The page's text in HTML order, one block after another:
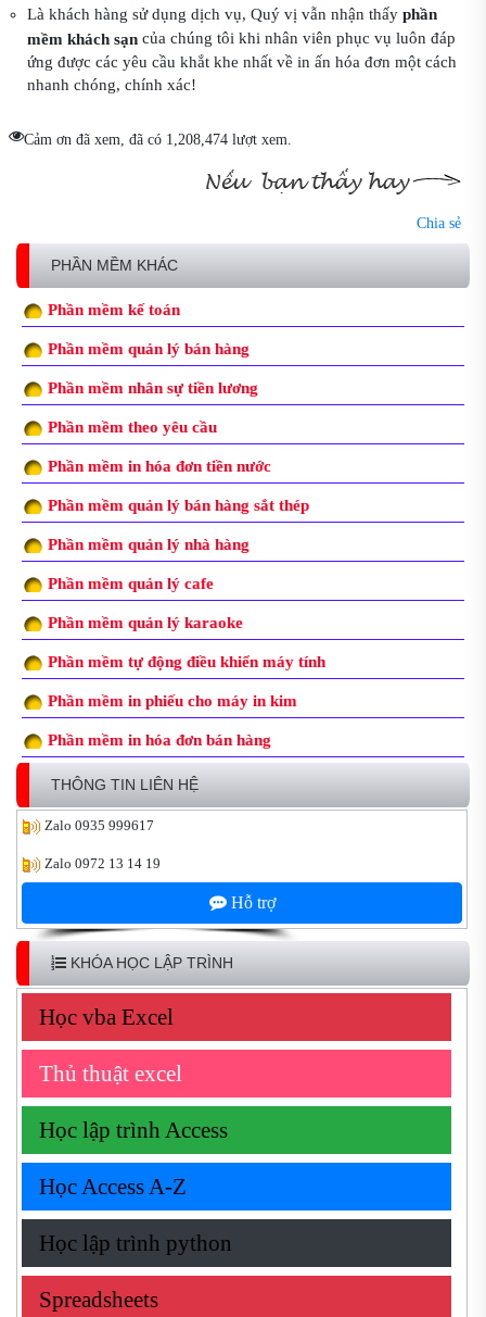
Là khách hàng sử dụng dịch vụ, Quý vị vẫn nhận thấy phần
mềm khách sạn của chúng tôi khi nhân viên phục vụ luôn đáp
ứng được các yêu cầu khắt khe nhất về in ấn hóa đơn một cách
nhanh chóng, chính xác!
Cảm ơn đã xem, đã có 1,208,474 lượt xem.
Chia sẻ
PHẦN MỀM KHÁC
Phần mềm kế toán
Phần mềm quản lý bán hàng
Phần mềm nhân sự tiền lương
Phần mềm theo yêu cầu
Phần mềm in hóa đơn tiền nước
Phần mềm quản lý bán hàng sắt thép
Phần mềm quản lý nhà hàng
Phần mềm quản lý cafe
Phần mềm quản lý karaoke
Phần mềm tự động điều khiển máy tính
Phần mềm in phiếu cho máy in kim
Phần mềm in hóa đơn bán hàng
THÔNG TIN LIÊN HỆ
Zalo 0935 999617
Zalo 0972 13 14 19
Hỗ trợ
KHÓA HỌC LẬP TRÌNH
Học vba Excel
Thủ thuật excel
Học lập trình Access
Học Access A-Z
Học lập trình python
Spreadsheets